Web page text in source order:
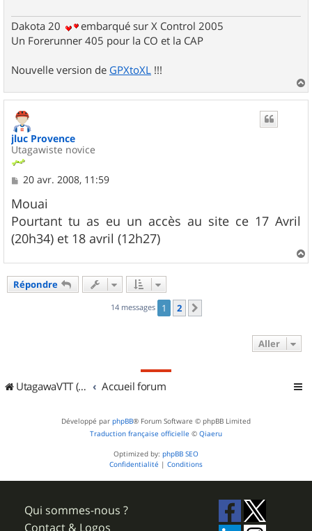
Dakota 20
embarqué sur X Control 2005
Un Forerunner 405 pour la CO et la CAP
Nouvelle version de GPXtoXL !!!
a
jluc Provence
Utagawiste novice
M
s
s
a
g
e
20 avr. 2008, 11:59
Mouai
Pourtant tu as eu un accès au site ce 17 Avril
(20h34) et 18 avril (12h27)
a
Répondre
14 messages 1 2
Aller
UtagawaVTT (Randos VTT et VTTAE avec traces GPS) Accueil forum
Développé par phpBB® Forum Software © phpBB Limited
Traduction française officielle © Qiaeru
Optimized by: phpBB SEO
Confidentialité | Conditions
Qui sommes-nous ?
Contact & Logos